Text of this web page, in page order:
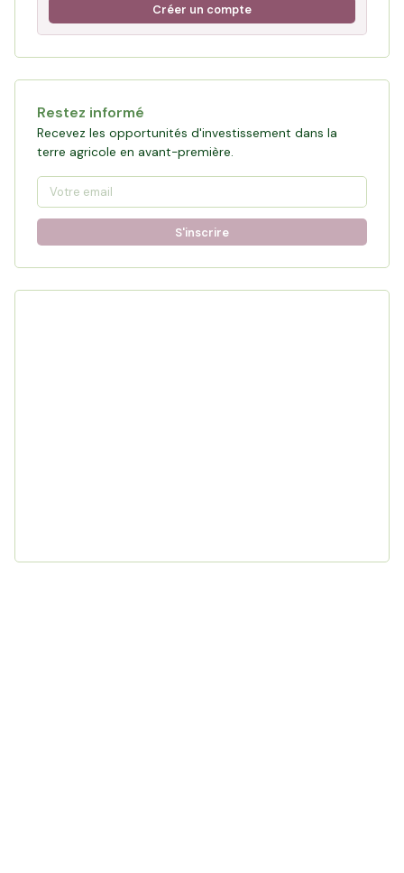
Créer un compte
Restez informé
Recevez les opportunités d'investissement dans la
terre agricole en avant-première.
S'inscrire